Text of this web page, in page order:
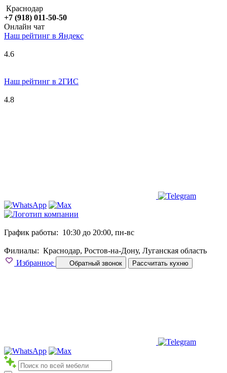
Краснодар
+7 (918) 011-50-50
Онлайн чат
Наш рейтинг в Яндекс
4.6
Наш рейтинг в 2ГИС
4.8
График работы: 10:30 до 20:00, пн-вс
Филиалы: Краснодар, Ростов-на-Дону, Луганская область
Избранное
Обратный звонок Рассчитать кухню